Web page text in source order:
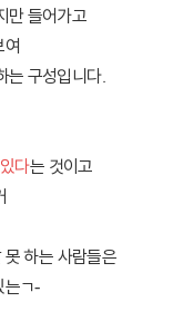
만 들어가고
여
는 구성입니다.
다는 것이고
못 하는 사람들은
는ㄱ-